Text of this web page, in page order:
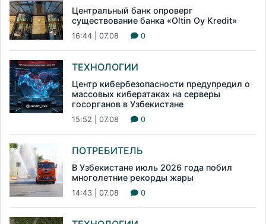
Центральный банк опроверг
существование банка «Oltin Oy Kredit»
16:44 | 07.08 0
ТЕХНОЛОГИИ
Центр кибербезопасности предупредил о
массовых кибератаках на серверы
госорганов в Узбекистане
15:52 | 07.08 0
ПОТРЕБИТЕЛЬ
В Узбекистане июль 2026 года побил
многолетние рекорды жары
14:43 | 07.08 0